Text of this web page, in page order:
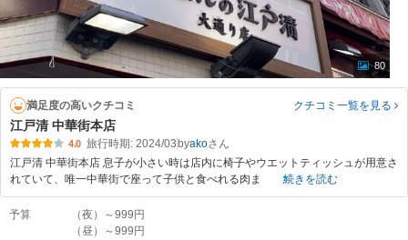
80
満足度の高いクチコミ クチコミ一覧を見る
江戸清 中華街本店
4.0 旅行時期: 2024/03 byako
江戸清 中華街本店 息子が小さい時は店内に椅子やウエットティッシュが用意さ
れていて、唯一中華街で座って子供と食べれる肉ま
続きを読む
予算
（夜）～999円
（昼）～999円